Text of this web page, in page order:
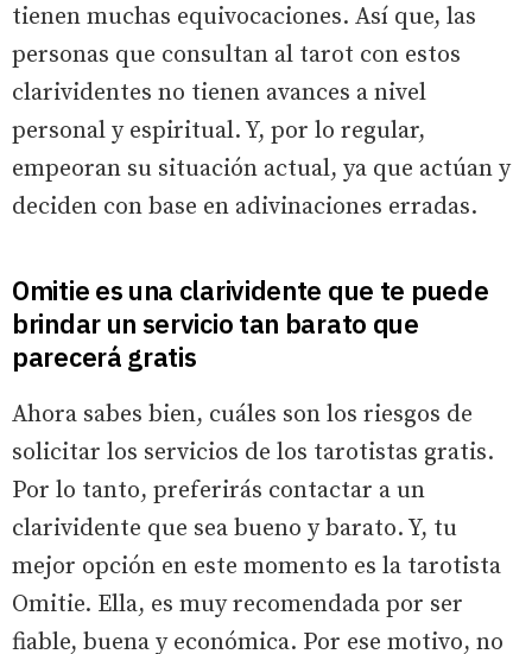
tienen muchas equivocaciones. Así que, las
personas que consultan al tarot con estos
clarividentes no tienen avances a nivel
personal y espiritual. Y, por lo regular,
empeoran su situación actual, ya que actúan y
deciden con base en adivinaciones erradas.
Omitie es una clarividente que te puede
brindar un servicio tan barato que
parecerá gratis
Ahora sabes bien, cuáles son los riesgos de
solicitar los servicios de los tarotistas gratis.
Por lo tanto, preferirás contactar a un
clarividente que sea bueno y barato. Y, tu
mejor opción en este momento es la tarotista
Omitie. Ella, es muy recomendada por ser
fiable, buena y económica. Por ese motivo, no